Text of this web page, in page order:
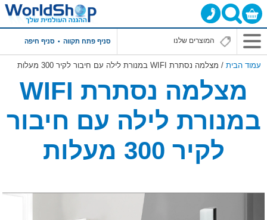
תפריט
ראשי
סניף פתח תקווה סניף חיפה
עמוד הבית / מצלמה נסתרת WIFI במנורת לילה עם חיבור לקיר 300 מעלות
מצלמה נסתרת WIFI
במנורת לילה עם חיבור
לקיר 300 מעלות